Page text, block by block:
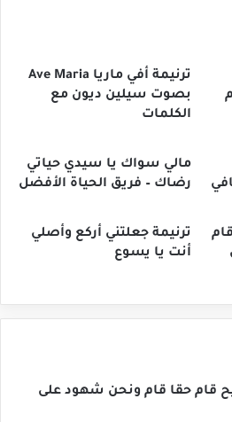
ترنيمة أفي ماريا Ave Maria
بصوت سيلين ديون مع
الكلمات
مالي سواك يا سيدي حياتي
رضاك – فريق الحياة الأفضل
ترنيمة جعلتني أركع وأصلي
أنت يا يسوع
قام حقا قام ونحن شهود على